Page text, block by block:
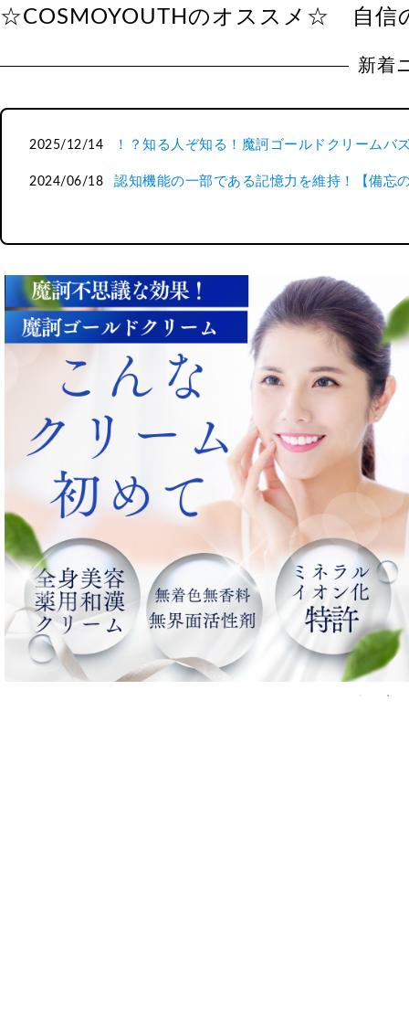
☆COSMOYOUTHのオススメ☆ 自信
新着
2025/12/14 ！？知る人ぞ知る！魔訶ゴールドクリームバ
2024/06/18 認知機能の一部である記憶力を維持！【備忘